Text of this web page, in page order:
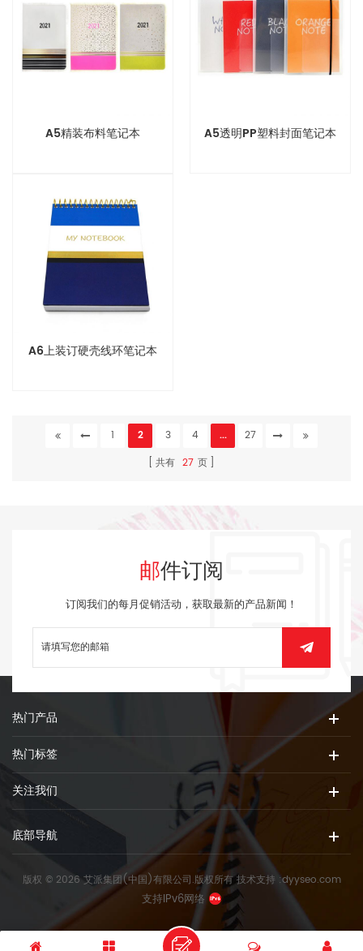
A5精装布料笔记本 A5透明PP塑料封面笔记本
A6上装订硬壳线环笔记本
1 2 3 4 ...
27
共有 27 页
邮件订阅
订阅我们的每月促销活动，获取最新的产品新闻！
热门产品
热门标签
关注我们
底部导航
版权 © 2026 艾派集团(中国)有限公司.版权所有技术支持 :dyyseo.com
支持IPv6网络